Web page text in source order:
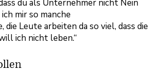
du als Unternehmer nicht Nein
mir so manche
Leute arbeiten da so viel, dass die
ich nicht leben.“